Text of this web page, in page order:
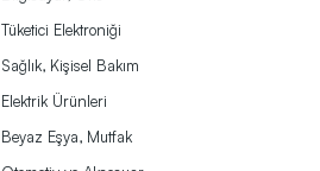
Tüketici Elektroniği
Sağlık, Kişisel Bakım
Elektrik Ürünleri
Beyaz Eşya, Mutfak